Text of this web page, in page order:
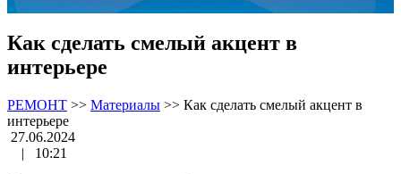
Как сделать смелый акцент в
интерьере
РЕМОНТ >> Материалы >> Как сделать смелый акцент в
интерьере
27.06.2024
|
10:21